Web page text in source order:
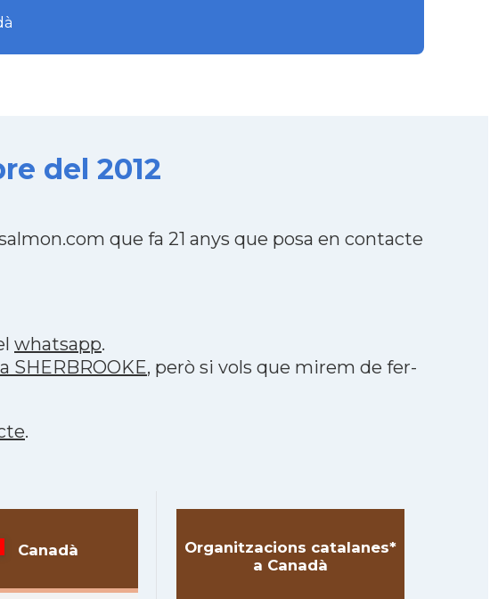
del 2012
que fa 21 anys que posa en contacte
whatsapp.
SHERBROOKE, però si vols que mirem de fer-
.
Canadà
Organitzacions catalanes*
a Canadà